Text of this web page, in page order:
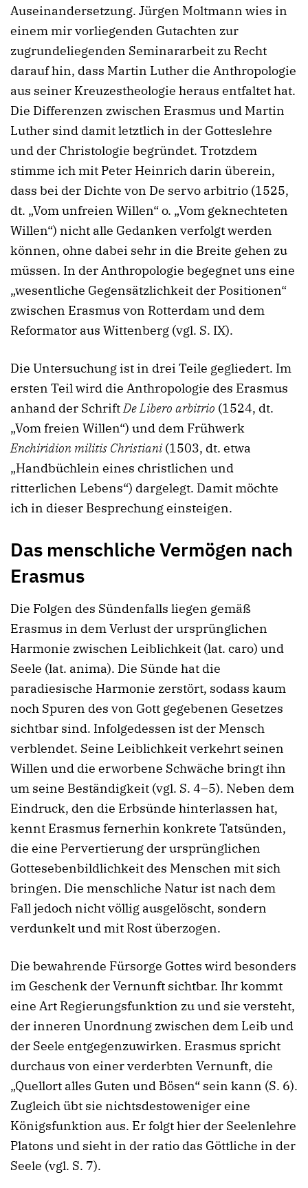
Auseinandersetzung. Jürgen Moltmann wies in
einem mir vorliegenden Gutachten zur
zugrundeliegenden Seminararbeit zu Recht
darauf hin, dass Martin Luther die Anthropologie
aus seiner Kreuzestheologie heraus entfaltet hat.
Die Differenzen zwischen Erasmus und Martin
Luther sind damit letztlich in der Gotteslehre
und der Christologie begründet. Trotzdem
stimme ich mit Peter Heinrich darin überein,
dass bei der Dichte von De servo arbitrio (1525,
dt. „Vom unfreien Willen“ o. „Vom geknechteten
Willen“) nicht alle Gedanken verfolgt werden
können, ohne dabei sehr in die Breite gehen zu
müssen. In der Anthropologie begegnet uns eine
„wesentliche Gegensätzlichkeit der Positionen“
zwischen Erasmus von Rotterdam und dem
Reformator aus Wittenberg (vgl. S. IX).
Die Untersuchung ist in drei Teile gegliedert. Im
ersten Teil wird die Anthropologie des Erasmus
anhand der SchriftDe Libero arbitrio (1524, dt.
„Vom freien Willen“) und dem Frühwerk
Enchiridion militis Christiani (1503, dt. etwa
„Handbüchlein eines christlichen und
ritterlichen Lebens“) dargelegt. Damit möchte
ich in dieser Besprechung einsteigen.
Das menschliche Vermögen nach
Erasmus
Die Folgen des Sündenfalls liegen gemäß
Erasmus in dem Verlust der ursprünglichen
Harmonie zwischen Leiblichkeit (lat. caro) und
Seele (lat. anima). Die Sünde hat die
paradiesische Harmonie zerstört, sodass kaum
noch Spuren des von Gott gegebenen Gesetzes
sichtbar sind. Infolgedessen ist der Mensch
verblendet. Seine Leiblichkeit verkehrt seinen
Willen und die erworbene Schwäche bringt ihn
um seine Beständigkeit (vgl. S. 4–5). Neben dem
Eindruck, den die Erbsünde hinterlassen hat,
kennt Erasmus fernerhin konkrete Tatsünden,
die eine Pervertierung der ursprünglichen
Gottesebenbildlichkeit des Menschen mit sich
bringen. Die menschliche Natur ist nach dem
Fall jedoch nicht völlig ausgelöscht, sondern
verdunkelt und mit Rost überzogen.
Die bewahrende Fürsorge Gottes wird besonders
im Geschenk der Vernunft sichtbar. Ihr kommt
eine Art Regierungsfunktion zu und sie versteht,
der inneren Unordnung zwischen dem Leib und
der Seele entgegenzuwirken. Erasmus spricht
durchaus von einer verderbten Vernunft, die
„Quellort alles Guten und Bösen“ sein kann (S. 6).
Zugleich übt sie nichtsdestoweniger eine
Königsfunktion aus. Er folgt hier der Seelenlehre
Platons und sieht in der ratio das Göttliche in der
Seele (vgl. S. 7).